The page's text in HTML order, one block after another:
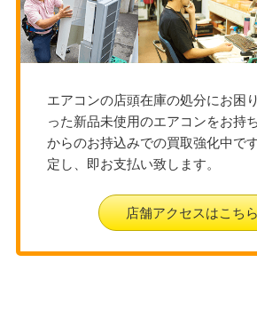
エアコンの店頭在庫の処分にお困
った新品未使用のエアコンをお持
からのお持込みでの買取強化中で
定し、即お支払い致します。
店舗アクセスはこち